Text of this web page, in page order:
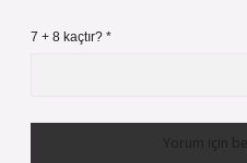
7 + 8 kaçtır? *